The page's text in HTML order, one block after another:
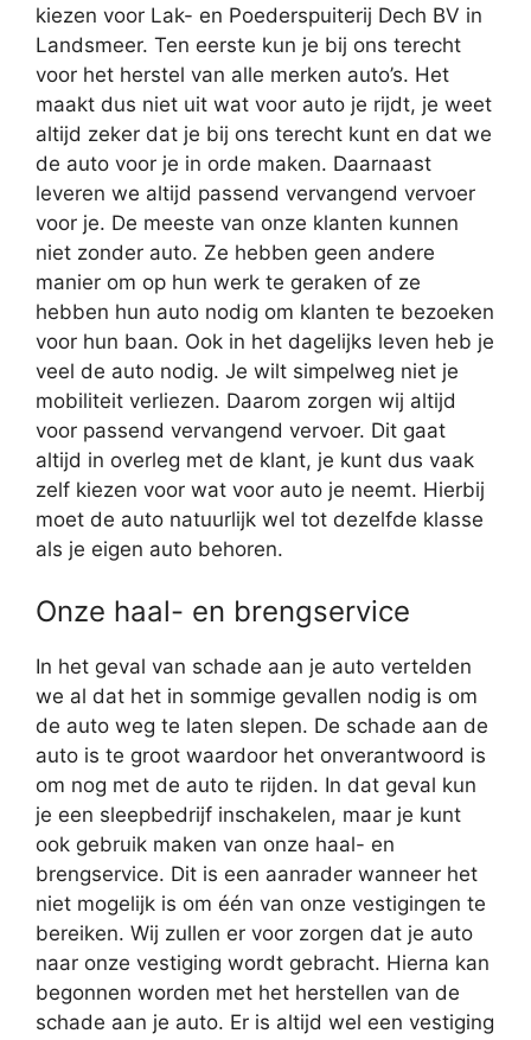
kiezen voor Lak- en Poederspuiterij Dech BV in
Landsmeer. Ten eerste kun je bij ons terecht
voor het herstel van alle merken auto’s. Het
maakt dus niet uit wat voor auto je rijdt, je weet
altijd zeker dat je bij ons terecht kunt en dat we
de auto voor je in orde maken. Daarnaast
leveren we altijd passend vervangend vervoer
voor je. De meeste van onze klanten kunnen
niet zonder auto. Ze hebben geen andere
manier om op hun werk te geraken of ze
hebben hun auto nodig om klanten te bezoeken
voor hun baan. Ook in het dagelijks leven heb je
veel de auto nodig. Je wilt simpelweg niet je
mobiliteit verliezen. Daarom zorgen wij altijd
voor passend vervangend vervoer. Dit gaat
altijd in overleg met de klant, je kunt dus vaak
zelf kiezen voor wat voor auto je neemt. Hierbij
moet de auto natuurlijk wel tot dezelfde klasse
als je eigen auto behoren.
Onze haal- en brengservice
In het geval van schade aan je auto vertelden
we al dat het in sommige gevallen nodig is om
de auto weg te laten slepen. De schade aan de
auto is te groot waardoor het onverantwoord is
om nog met de auto te rijden. In dat geval kun
je een sleepbedrijf inschakelen, maar je kunt
ook gebruik maken van onze haal- en
brengservice. Dit is een aanrader wanneer het
niet mogelijk is om één van onze vestigingen te
bereiken. Wij zullen er voor zorgen dat je auto
naar onze vestiging wordt gebracht. Hierna kan
begonnen worden met het herstellen van de
schade aan je auto. Er is altijd wel een vestiging